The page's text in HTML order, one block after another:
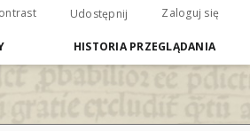
Udostępnij Zaloguj się
HISTORIA PRZEGLĄDANIA